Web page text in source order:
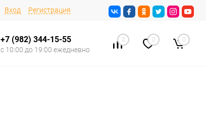
Вход Регистрация
+7 (982) 344-15-55
с 10:00 до 19:00 ежедневно
0 0 0